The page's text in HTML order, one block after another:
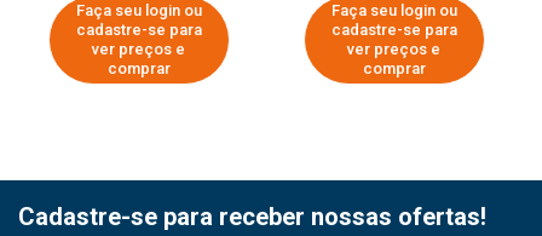
Faça seu login ou
cadastre-se para
ver preços e
comprar
Faça seu login ou
cadastre-se para
ver preços e
comprar
Cadastre-se para receber nossas ofertas!